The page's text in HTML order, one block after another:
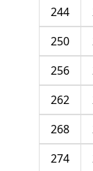
244
250
256
262
268
274